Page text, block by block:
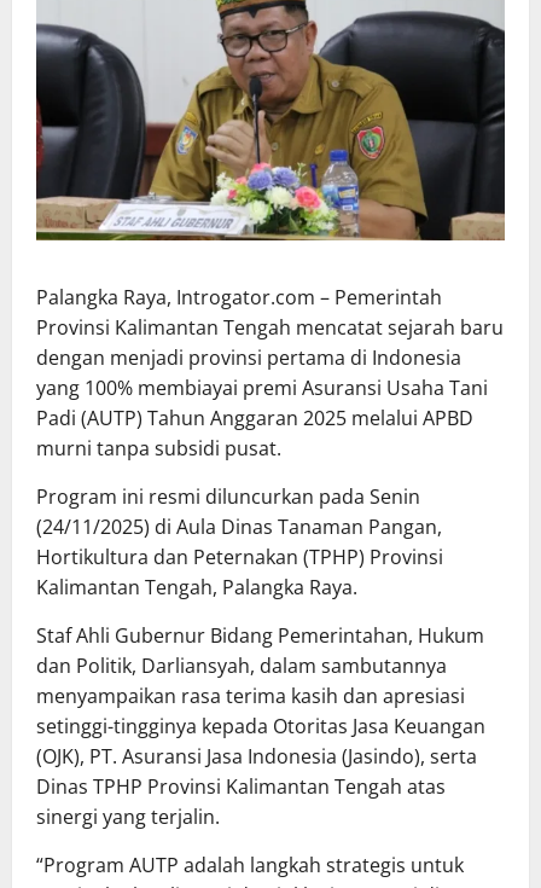
Palangka Raya, Introgator.com – Pemerintah
Provinsi Kalimantan Tengah mencatat sejarah baru
dengan menjadi provinsi pertama di Indonesia
yang 100% membiayai premi Asuransi Usaha Tani
Padi (AUTP) Tahun Anggaran 2025 melalui APBD
murni tanpa subsidi pusat.
Program ini resmi diluncurkan pada Senin
(24/11/2025) di Aula Dinas Tanaman Pangan,
Hortikultura dan Peternakan (TPHP) Provinsi
Kalimantan Tengah, Palangka Raya.
Staf Ahli Gubernur Bidang Pemerintahan, Hukum
dan Politik, Darliansyah, dalam sambutannya
menyampaikan rasa terima kasih dan apresiasi
setinggi-tingginya kepada Otoritas Jasa Keuangan
(OJK), PT. Asuransi Jasa Indonesia (Jasindo), serta
Dinas TPHP Provinsi Kalimantan Tengah atas
sinergi yang terjalin.
“Program AUTP adalah langkah strategis untuk